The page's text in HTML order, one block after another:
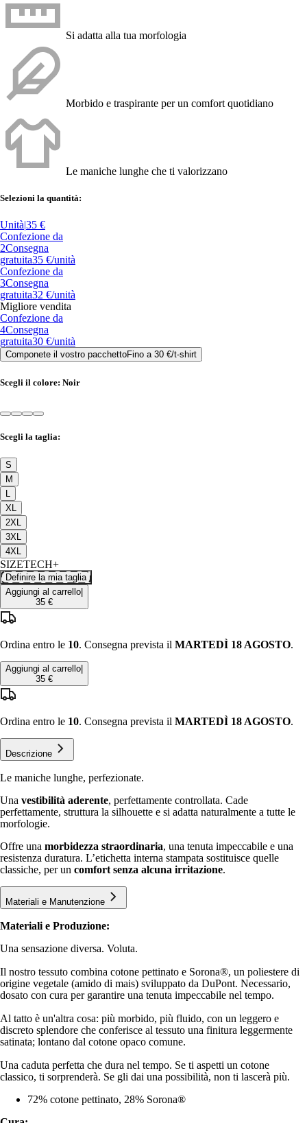
Si adatta alla tua morfologia
Morbido e traspirante per un comfort quotidiano
Le maniche lunghe che ti valorizzano
Selezioni la quantità:
Unità|35 €
Confezione da
2Consegna
gratuita35 €/unità
Confezione da
3Consegna
gratuita32 €/unità
Migliore vendita
Confezione da
4Consegna
gratuita30 €/unità
Componete il vostro pacchettoFino a 30 €/t-shirt
Scegli il colore: Noir
Scegli la taglia:
S
M
XL
2XL
3XL
4XL
SIZETECH+
Definire la mia taglia
Aggiungi al carrello
35 €
Ordina entro le 10. Consegna prevista il MARTEDÌ 18 AGOSTO.
Aggiungi al carrello
35 €
Ordina entro le 10. Consegna prevista il MARTEDÌ 18 AGOSTO.
Descrizione
Le maniche lunghe, perfezionate.
Una vestibilità aderente, perfettamente controllata. Cade
perfettamente, struttura la silhouette e si adatta naturalmente a tutte le
morfologie.
Offre una morbidezza straordinaria, una tenuta impeccabile e una
resistenza duratura. L’etichetta interna stampata sostituisce quelle
classiche, per un comfort senza alcuna irritazione.
Materiali e Manutenzione
Materiali e Produzione:
Una sensazione diversa. Voluta.
Il nostro tessuto combina cotone pettinato e Sorona®️, un poliestere di
origine vegetale (amido di mais) sviluppato da DuPont. Necessario,
dosato con cura per garantire una tenuta impeccabile nel tempo.
Al tatto è un'altra cosa: più morbido, più fluido, con un leggero e
discreto splendore che conferisce al tessuto una finitura leggermente
satinata; lontano dal cotone opaco comune.
Una caduta perfetta che dura nel tempo. Se ti aspetti un cotone
classico, ti sorprenderà. Se gli dai una possibilità, non ti lascerà più.
72% cotone pettinato, 28% Sorona®